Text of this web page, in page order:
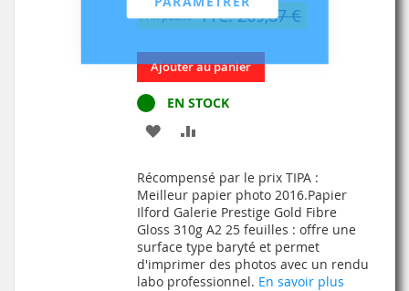
Prix public TTC: 269,87 €
Ajouter au panier
EN STOCK
AJOUTER
MA
LISTE
D’ENVIE
COMPARATEUR
Récompensé par le prix TIPA :
Meilleur papier photo 2016.Papier
Ilford Galerie Prestige Gold Fibre
Gloss 310g A2 25 feuilles : offre une
surface type baryté et permet
d'imprimer des photos avec un rendu
labo professionnel. En savoir plus